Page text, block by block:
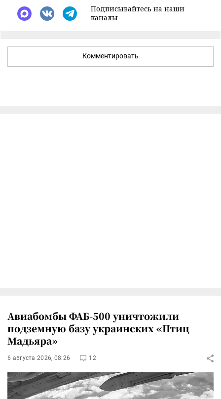
Подписывайтесь на наши
каналы
Комментировать
Авиабомбы ФАБ-500 уничтожили
подземную базу украинских «Птиц
Мадьяра»
6 августа 2026, 08:26 12